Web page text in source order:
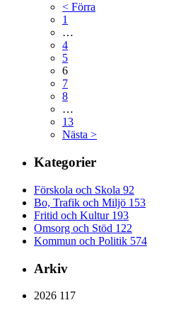
< Förra
1
…
4
5
6
7
8
…
13
Nästa >
Kategorier
Förskola och Skola 92
Bo, Trafik och Miljö 153
Fritid och Kultur 193
Omsorg och Stöd 122
Kommun och Politik 574
Arkiv
2026 117